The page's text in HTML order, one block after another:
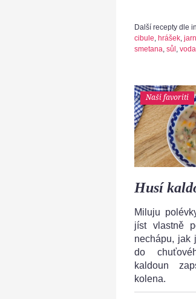
Další recepty dle
cibule, hrášek,
smetana, sůl, voda
Naši favoriti
Husí
Miluju
jíst vlastně
nechápu, jak
do
kaldoun
kolena.